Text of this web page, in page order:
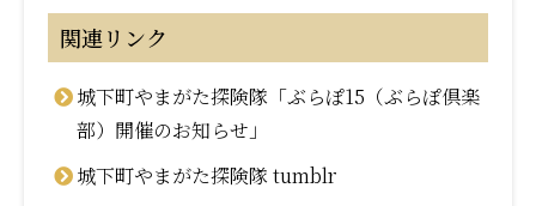
関連リンク
城下町やまがた探険隊「ぶらぽ15（ぶらぽ倶楽
部）開催のお知らせ」
城下町やまがた探険隊 tumblr